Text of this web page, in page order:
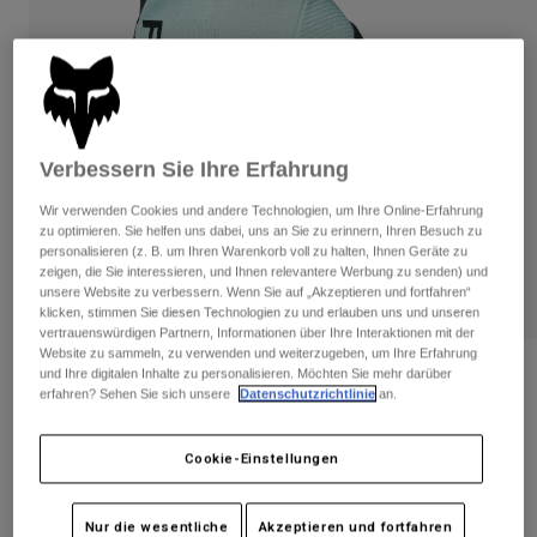
Hosen
Kurze Hosen
Jacken
Handschuhe
Protektoren
Brillen
Socken
Ersatzteile
Hosen
Handschuhe
Protektoren
Brillen
Socken
Taschen & Zubehör
Spare parts
Hemden
Alle anzeigen
Damen
T-Shirts & Tops
Hoodies und Pullover
Jacken
Hosen
Shirts
Kinder
Brillen
Socken
Alle anzeigen
Moto
Helme
Jerseys
Hosen
Stiefel
Guards
Brillen
Bewertungen
Ranger Gel Kurzfinger-Handschuhe
Artikelnr.
€ 29,99
Verbessern Sie Ihre Erfahrung
Wir verwenden Cookies und andere Technologien, um Ihre Online-Erfahrung
zu optimieren. Sie helfen uns dabei, uns an Sie zu erinnern, Ihren Besuch zu
personalisieren (z. B. um Ihren Warenkorb voll zu halten, Ihnen Geräte zu
zeigen, die Sie interessieren, und Ihnen relevantere Werbung zu senden) und
unsere Website zu verbessern. Wenn Sie auf „Akzeptieren und fortfahren“
klicken, stimmen Sie diesen Technologien zu und erlauben uns und unseren
vertrauenswürdigen Partnern, Informationen über Ihre Interaktionen mit der
Website zu sammeln, zu verwenden und weiterzugeben, um Ihre Erfahrung
und Ihre digitalen Inhalte zu personalisieren. Möchten Sie mehr darüber
erfahren? Sehen Sie sich unsere
Datenschutzrichtlinie an.
Cookie-Einstellungen
Nur die wesentliche Akzeptieren und fortfahren